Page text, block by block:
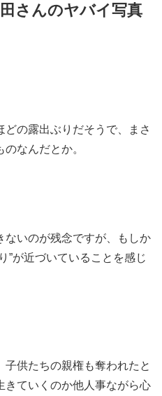
さんのヤバイ写真
の露出ぶりだそうで、まさ
なんだとか。
ないのが残念ですが、もしか
”が近づいていることを感じ
供たちの親権も奪われたと
きていくのか他人事ながら心